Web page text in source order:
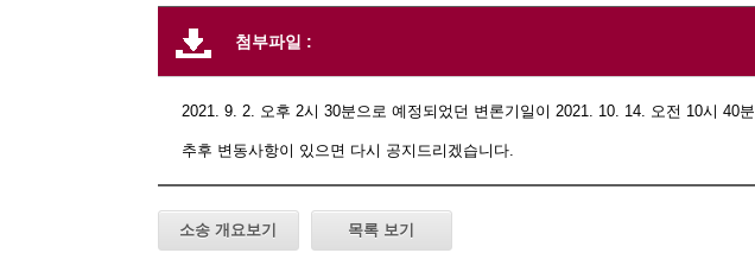
첨부파일 :
2021. 9. 2. 오후 2시 30분으로 예정되었던 변론기일이 2021. 10. 14. 오전 10시 40
추후 변동사항이 있으면 다시 공지드리겠습니다.
소송 개요보기 목록 보기